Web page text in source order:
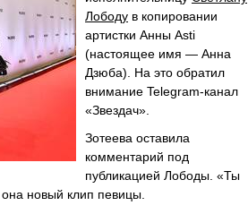
Лободу в копировании
артистки Анны Asti
(настоящее имя — Анна
Дзюба). На это обратил
внимание Telegram-канал
«Звездач».
Зотеева оставила
комментарий под
публикацией Лободы. «Ты
новый клип певицы.